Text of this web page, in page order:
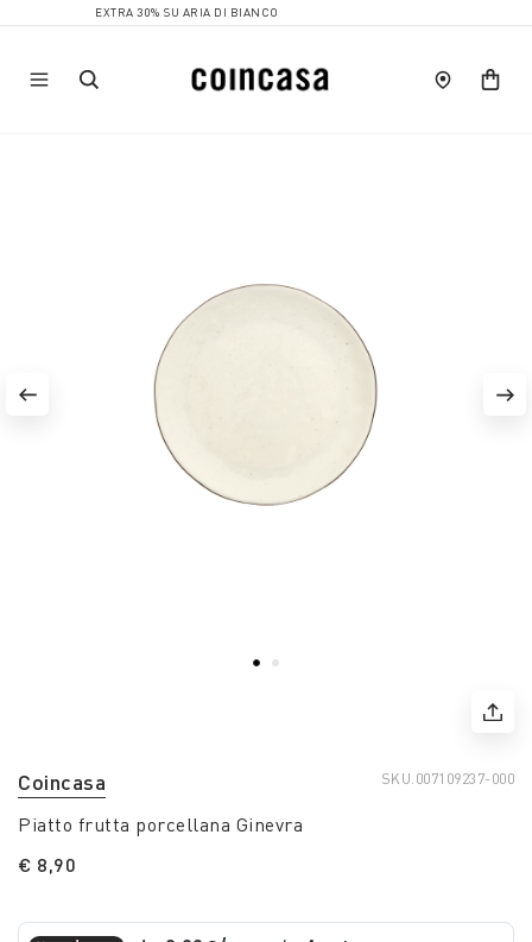
EXTRA 30% SU ARIA DI BIANCO
Coincasa SKU. 007109237-000
Piatto frutta porcellana Ginevra
€ 8,90